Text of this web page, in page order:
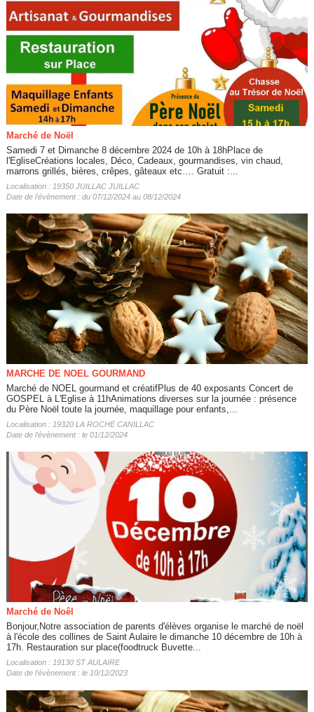
Marché de Noël
Samedi 7 et Dimanche 8 décembre 2024 de 10h à 18hPlace de
l'EgliseCréations locales, Déco, Cadeaux, gourmandises, vin chaud,
marrons grillés, bières, crêpes, gâteaux etc…. Gratuit :...
Localisation : 19350 JUILLAC JUILLAC
Date de l'évènement : du 07/12/2024 au 08/12/2024
MARCHE DE NOEL GOURMAND
Marché de NOEL gourmand et créatifPlus de 40 exposants Concert de
GOSPEL à L'Eglise à 11hAnimations diverses sur la journée : présence
du Père Noël toute la journée, maquillage pour enfants,...
Localisation : 19320 LA ROCHE CANILLAC
Date de l'évènement : le 01/12/2024
Marché de Noêl
Bonjour,Notre association de parents d'élèves organise le marché de noël
à l'école des collines de Saint Aulaire le dimanche 10 décembre de 10h à
17h. Restauration sur place(foodtruck Buvette...
Localisation : 19130 ST AULAIRE
Date de l'évènement : le 10/12/2023